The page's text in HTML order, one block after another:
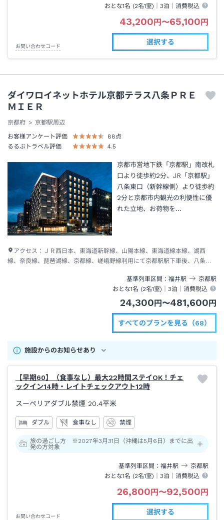
おとな1名 (2名1室)｜ 3泊 ｜消費税込
43,200円〜65,100円
お問い合わせコード
選択する
ダイワロイネットホテル京都テラス八条ＰＲＥ
ＭＩＥＲ
京都府
京都駅周辺
お客様アンケート評価
88点
るるぶトラベル評価
4.5
京都市営地下鉄「京都駅」南改札
口より徒歩約2分、JR「京都駅」
八条東口（新幹線側）より徒歩約
2分と京都市内観光の利便性に優
れた立地、お荷物を…
アクセス： ＪＲ西日本、東海道新幹線、山陽本線、東海道線本線、湖西
線、奈良線、琵琶湖線、京都線、嵯峨野線利用にて京都駅駅下車後、八条東
基準列車区間
福井駅 京都駅
おとな1名 (2名1室)｜ 3泊 ｜消費税込
24,300円〜481,600円
すべてのプランを見る（68）
施設からのお知らせあり
【早期60】（食事なし）最大22時間ステイOK！チェ
ックイン14時・レイトチェックアウト12時
スーペリアダブル禁煙 20.4平米
ダブル 食事なし 禁煙
旅の過ごし方 ※2027年3月31日（沖縄は5月6日）までに出
発の方対象
基準列車区間 福井駅 京都駅
おとな1名 (2名1室)｜ 3泊 ｜消費税込
26,800円〜92,500円
お問い合わせコード
選択する